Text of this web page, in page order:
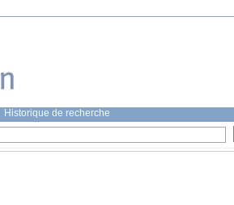
Historique de recherche